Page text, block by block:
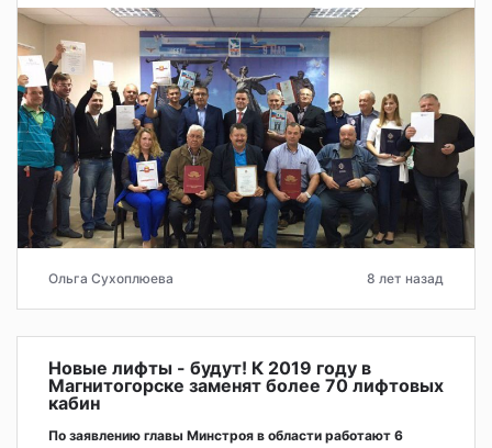
Ольга Сухоплюева 8 лет назад
Новые лифты - будут! К 2019 году в
Магнитогорске заменят более 70 лифтовых
кабин
По заявлению главы Минстроя в области работают 6